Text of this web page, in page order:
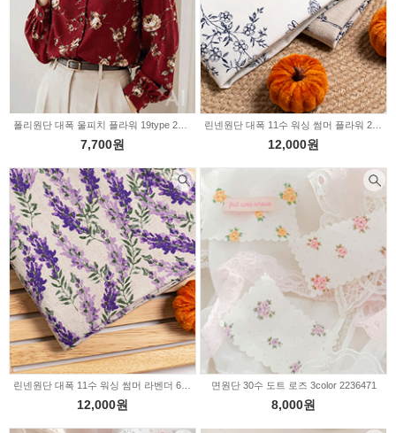
7,700원 12,000원
린넨원단 대폭 11수 워싱 썸머 라벤더 6007
12,000원
면원단 30수 도트 로즈 3color 2236471
8,000원